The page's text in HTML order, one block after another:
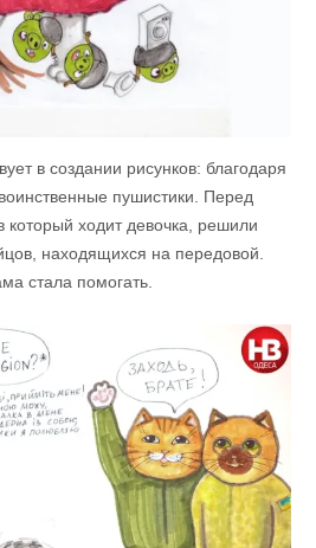
в создании рисунков: благодаря
пушистики. Перед
который ходит девочка, решили
находящихся на передовой.
стала помогать.